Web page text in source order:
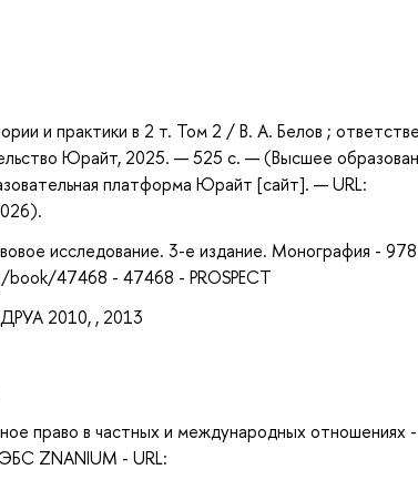
и практики в 2 т. Том 2 / В. А. Белов ;
Юрайт, 2025. — 525 с. — (Высшее
платформа Юрайт [сайт]. — URL:
исследование. 3-е издание. Монография -
47468 - 47468 - PROSPECT
2010, , 2013
право в частных и международных отношениях
ZNANIUM - URL: